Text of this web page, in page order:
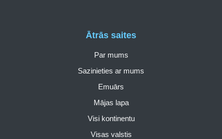
Ātrās saites
Par mums
Sazinieties ar mums
Emuārs
Mājas lapa
Visi kontinentu
Visas valstis